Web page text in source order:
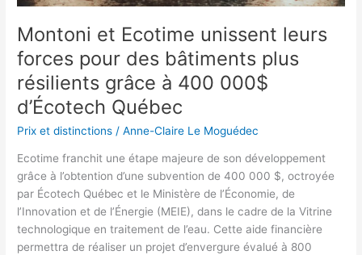
Montoni et Ecotime unissent leurs
forces pour des bâtiments plus
résilients grâce à 400 000$
d’Écotech Québec
Prix et distinctions /Anne-Claire Le Moguédec
Ecotime franchit une étape majeure de son développement
grâce à l’obtention d’une subvention de 400 000 $, octroyée
par Écotech Québec et le Ministère de l’Économie, de
l’Innovation et de l’Énergie (MEIE), dans le cadre de la Vitrine
technologique en traitement de l’eau. Cette aide financière
permettra de réaliser un projet d’envergure évalué à 800
résilients
grâce
à
400
000$
d’Écotech
Québec